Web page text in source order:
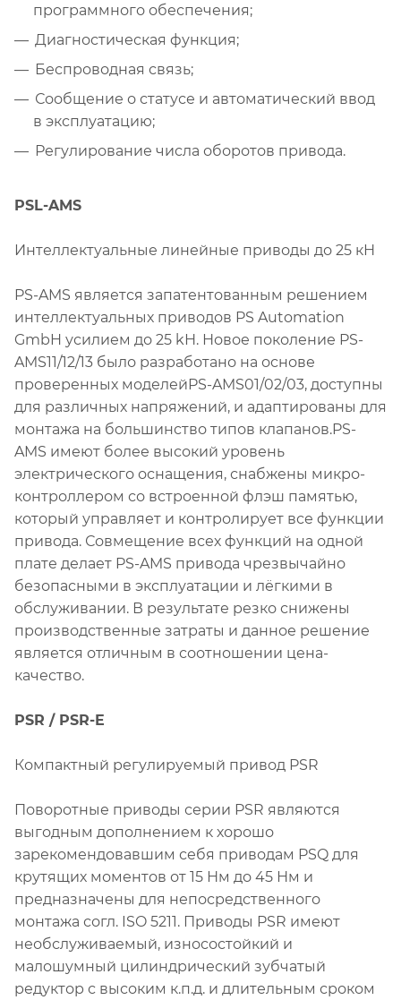
программного обеспечения;
Диагностическая функция;
Беспроводная связь;
Сообщение о статусе и автоматический ввод
в эксплуатацию;
Регулирование числа оборотов привода.
PSL-AMS
Интеллектуальные линейные приводы до 25 кН
PS-AMS является запатентованным решением
интеллектуальных приводов PS Automation
GmbH усилием до 25 kН. Новое поколение PS-
AMS11/12/13 было разработано на основе
проверенных моделейPS-AMS01/02/03, доступны
для различных напряжений, и адаптированы для
монтажа на большинство типов клапанов.PS-
AMS имеют более высокий уровень
электрического оснащения, снабжены микро-
контроллером со встроенной флэш памятью,
который управляет и контролирует все функции
привода. Совмещение всех функций на одной
плате делает PS-AMS привода чрезвычайно
безопасными в эксплуатации и лёгкими в
обслуживании. В результате резко снижены
производственные затраты и данное решение
является отличным в соотношении цена-
качество.
PSR / PSR-E
Компактный регулируемый привод PSR
Поворотные приводы серии PSR являются
выгодным дополнением к хорошо
зарекомендовавшим себя приводам PSQ для
крутящих моментов от 15 Нм до 45 Нм и
предназначены для непосредственного
монтажа согл. ISO 5211. Приводы PSR имеют
необслуживаемый, износостойкий и
малошумный цилиндрический зубчатый
редуктор с высоким к.п.д. и длительным сроком